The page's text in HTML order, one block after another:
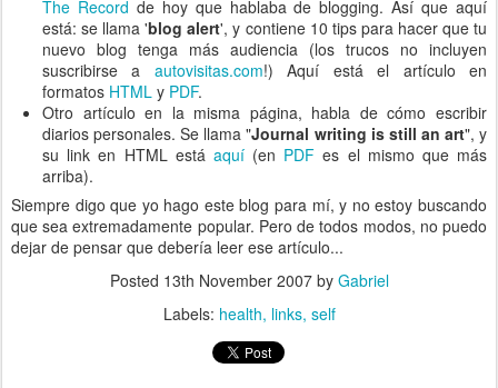
The Record de hoy que hablaba de blogging. Así que aquí
está: se llama 'blog alert', y contiene 10 tips para hacer que tu
nuevo blog tenga más audiencia (los trucos no incluyen
suscribirse a autovisitas.com!) Aquí está el artículo en
formatos HTML y PDF.
Otro artículo en la misma página, habla de cómo escribir
diarios personales. Se llama "Journal writing is still an art", y
su link en HTML está aquí(en PDF es el mismo que más
arriba).
Siempre digo que yo hago este blog para mí, y no estoy buscando
que sea extremadamente popular. Pero de todos modos, no puedo
dejar de pensar que debería leer ese artículo...
Posted 13th November 2007by Gabriel
Labels: health links self